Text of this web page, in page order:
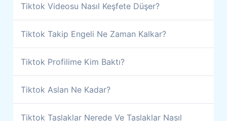
Tiktok Videosu Nasıl Keşfete Düşer?
Tiktok Takip Engeli Ne Zaman Kalkar?
Tiktok Profilime Kim Baktı?
Tiktok Aslan Ne Kadar?
Tiktok Taslaklar Nerede Ve Taslaklar Nasıl